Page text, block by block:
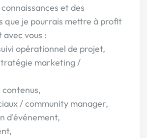
et des
que je pourrais mettre à profit
vous :
opérationnel de projet,
marketing /
/ community manager,
d'événement,